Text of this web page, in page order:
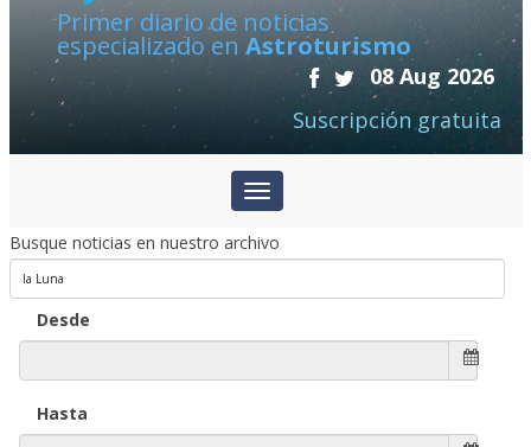
Primer diario de noticias
especializado en Astroturismo
08 Aug 2026
Suscripción gratuita
Busque noticias en nuestro archivo
Desde
Hasta